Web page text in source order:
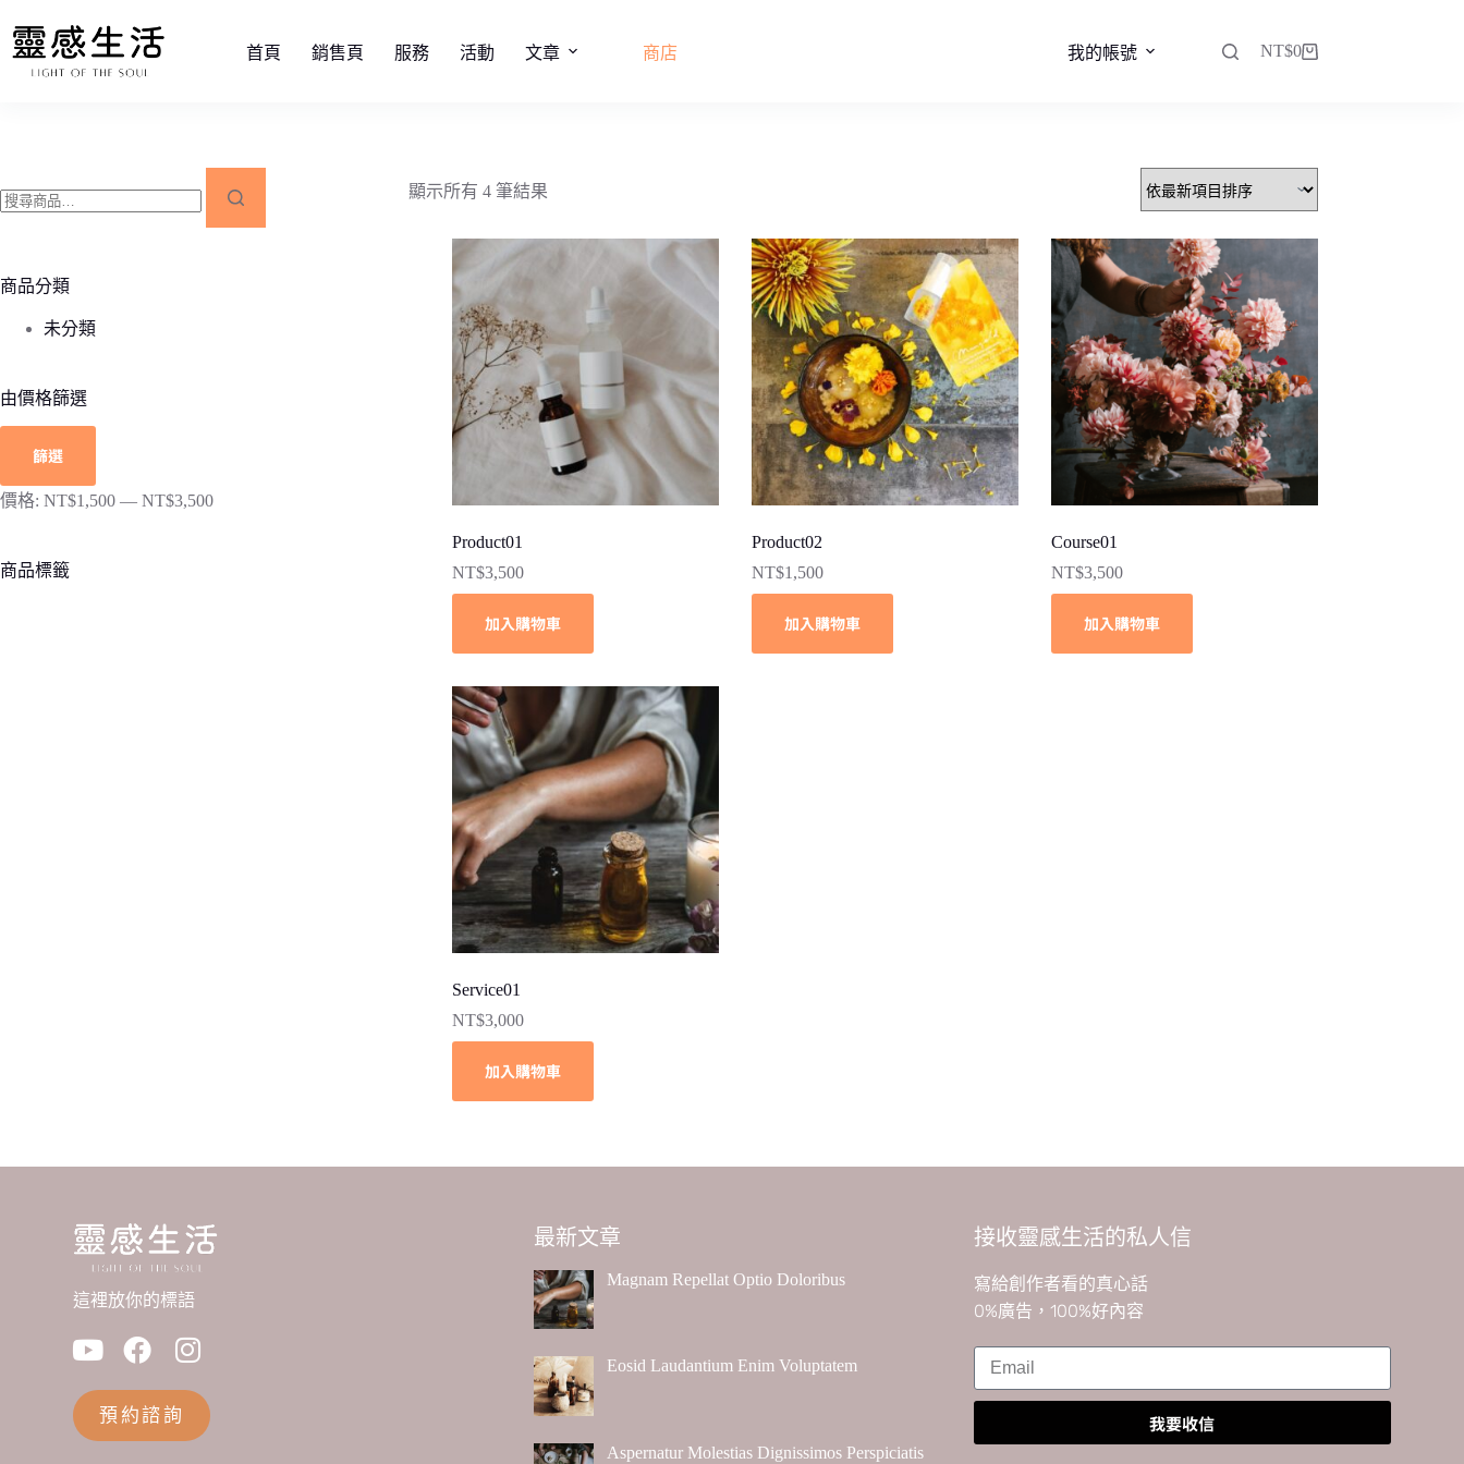
首頁 銷售頁 服務 活動 文章 商店 我的帳號 NT$0
顯示所有 4 筆結果
Product01
NT$3,500
加入購物車
Product02
NT$1,500
加入購物車
Course01
NT$3,500
加入購物車
Service01
NT$3,000
加入購物車
商品分類
未分類
由價格篩選
篩選
價格: NT$1,500 — NT$3,500
商品標籤
這裡放你的標語
預約諮詢
最新文章
Magnam Repellat Optio Doloribus
Eosid Laudantium Enim Voluptatem
Aspernatur Molestias Dignissimos Perspiciatis
接收靈感生活的私人信
寫給創作者看的真心話
0%廣告，100%好內容
我要收信